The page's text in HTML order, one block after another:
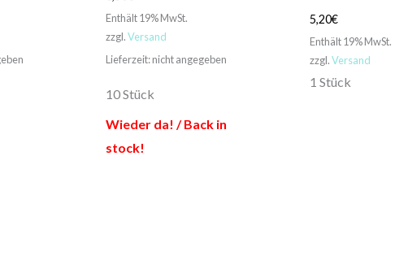
Enthält 19% MwSt.
zzgl.Versand
Lieferzeit: nicht angegeben
10 Stück
Wieder da! / Back in
stock!
5,20€
Enthält 19% MwSt.
zzgl.Versand
1 Stück